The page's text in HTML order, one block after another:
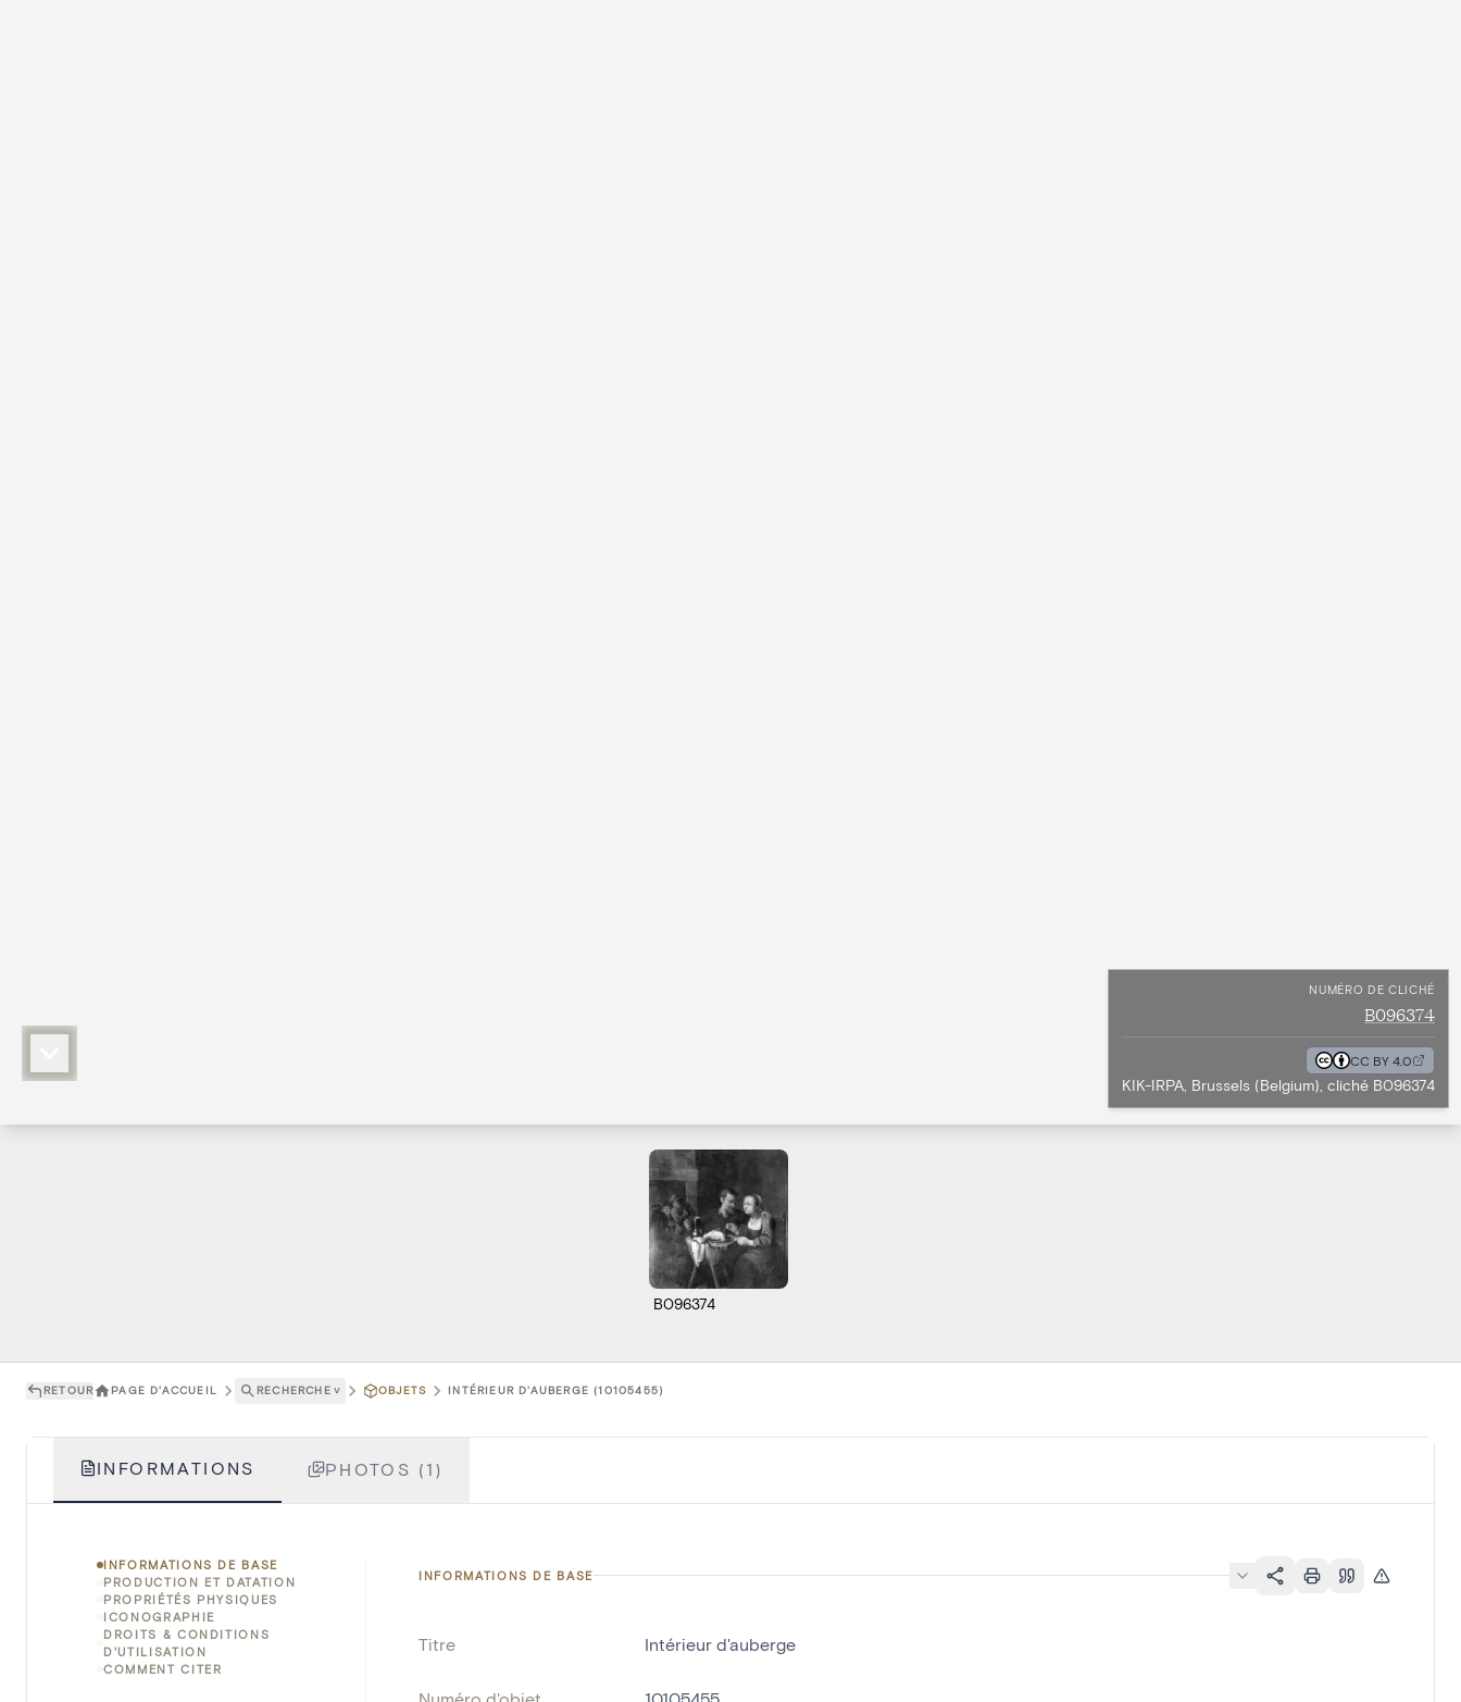
NUMÉRO DE CLICHÉ
B096374
CC BY 4.0
KIK-IRPA, Brussels (Belgium), cliché B096374
B096374
RETOUR PAGE D'ACCUEIL RECHERCHE ˅ OBJETS INTÉRIEUR D'AUBERGE (10105455)
INFORMATIONS PHOTOS (1)
INFORMATIONS DE BASE
PRODUCTION ET DATATION
PROPRIÉTÉS PHYSIQUES
ICONOGRAPHIE
DROITS & CONDITIONS
D'UTILISATION
COMMENT CITER
INFORMATIONS DE BASE
Titre Intérieur d'auberge